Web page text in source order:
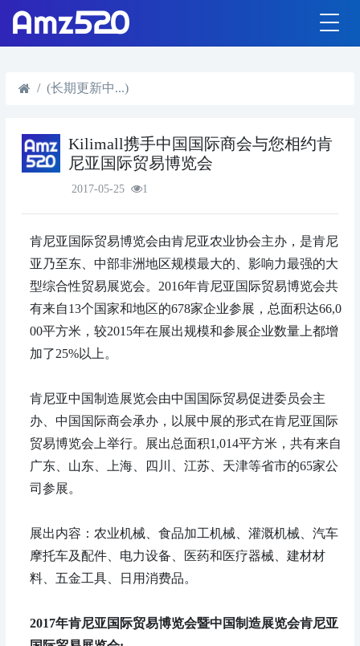
(长期更新中...)
Kilimall携手中国国际商会与您相约肯
尼亚国际贸易博览会
2017-05-25 1
肯尼亚国际贸易博览会由肯尼亚农业协会主办，是肯尼
亚乃至东、中部非洲地区规模最大的、影响力最强的大
型综合性贸易展览会。2016年肯尼亚国际贸易博览会共
有来自13个国家和地区的678家企业参展，总面积达66,0
00平方米，较2015年在展出规模和参展企业数量上都增
加了25%以上。
肯尼亚中国制造展览会由中国国际贸易促进委员会主
办、中国国际商会承办，以展中展的形式在肯尼亚国际
贸易博览会上举行。展出总面积1,014平方米，共有来自
广东、山东、上海、四川、江苏、天津等省市的65家公
司参展。
展出内容：农业机械、食品加工机械、灌溉机械、汽车
摩托车及配件、电力设备、医药和医疗器械、建材材
料、五金工具、日用消费品。
2017年肯尼亚国际贸易博览会暨中国制造展览会肯尼亚